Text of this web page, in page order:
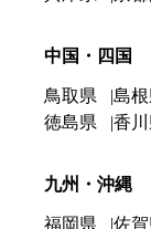
中国・四国
鳥取県 島
徳島県
香
九州・沖縄
福岡県 佐